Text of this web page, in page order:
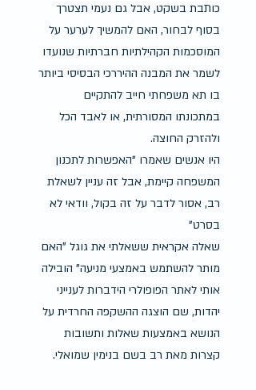
כותבת בשקט, אבל גם נעמי תצטרך
בסוף לבחור, האם להמשיך לערער על
המוסכמות הקהילתיות חברתיות שנועדו
לשמר את המבנה ההיררכי הבסיסי ביותר
בו תא משפחתי חייב להתקיים
במתכונתו המסורתית, או לאבד הכל
ולהזרק החוצה.
היו אנשים שאמרו "האפשרות לתכנון
המשפחה קיימת, אבל זה עניין לשאלת
רב, אסור לדבר על זה בקול, וודאי לא
בסרט"
שאלה אקראית ששאלתי את גוגל "האם
מותר להשתמש באמצעי מניעה" הובילה
אותי לאתר הפופולרי הידברות לענייני
יהדות, שם הוצגה ההשקפה החרדית על
הנושא באמצעות שאלות ותשובות
קצרות מאת רב בשם בנימין שמואלי.